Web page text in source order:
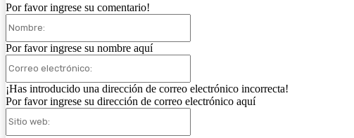
Por favor ingrese su comentario!
Por favor ingrese su nombre aquí
¡Has introducido una dirección de correo electrónico incorrecta!
Por favor ingrese su dirección de correo electrónico aquí